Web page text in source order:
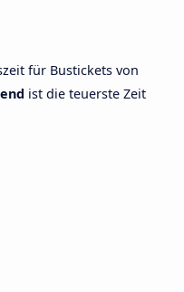
für Bustickets von
ist die teuerste Zeit